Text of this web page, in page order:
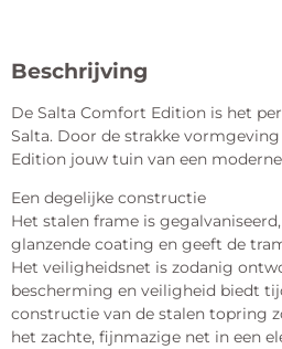
Beschrijving
De Salta Comfort Edition is het
Salta. Door de strakke
Edition jouw tuin van een
Een degelijke constructie
Het stalen frame is
glanzende coating en geeft de
Het veiligheidsnet is zodanig
bescherming en veiligheid biedt
constructie van de stalen topring
het zachte, fijnmazige net in een